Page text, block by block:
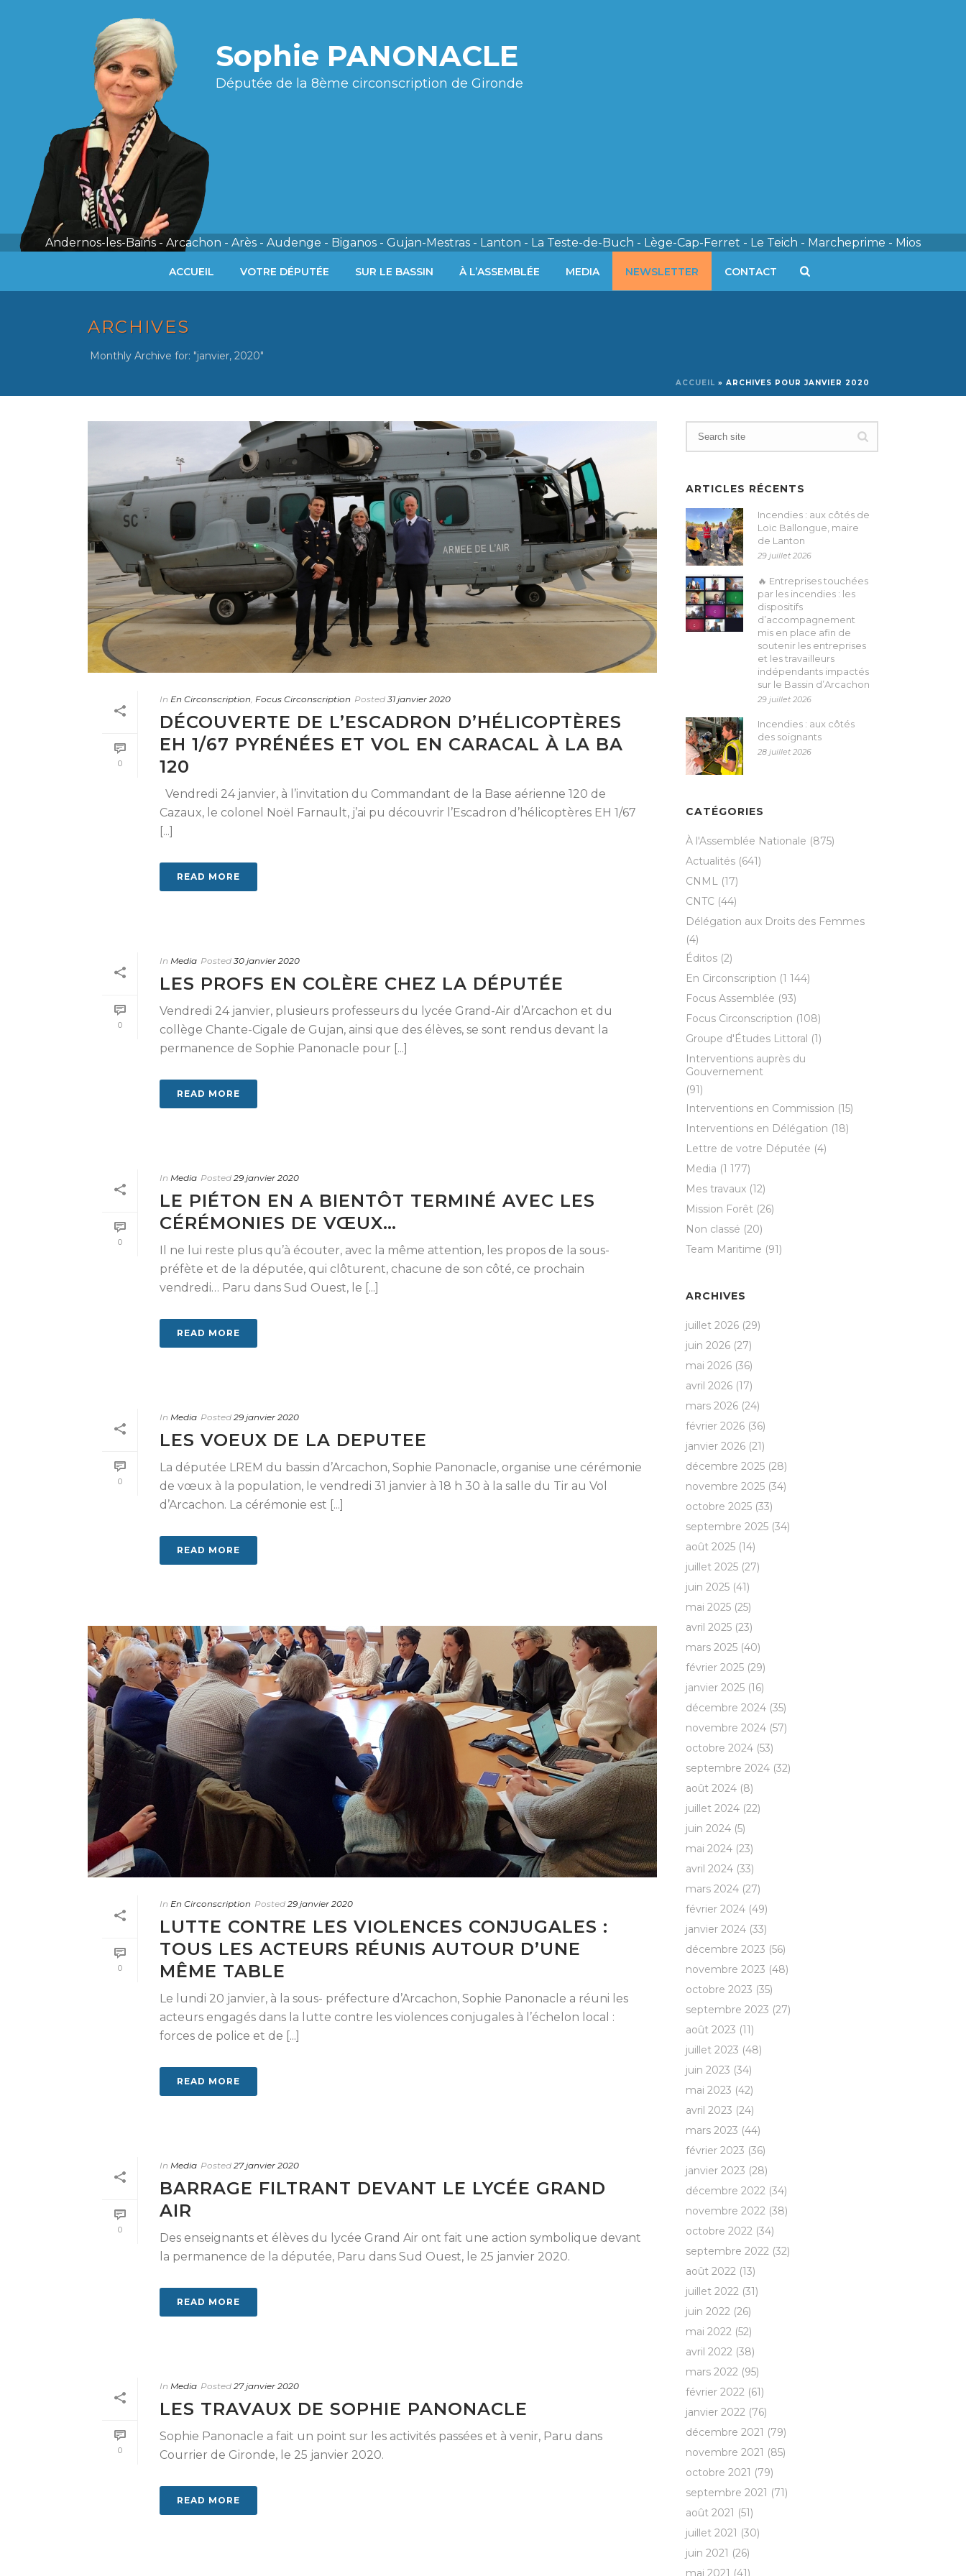
Sophie PANONACLE
Députée de la 8ème circonscription de Gironde
Andernos-les-Bains - Arcachon - Arès - Audenge - Biganos - Gujan-Mestras - Lanton - La Teste-de-Buch - Lège-Cap-Ferret - Le Teich - Marcheprime - Mios
ACCUEIL VOTRE DÉPUTÉE SUR LE BASSIN À L’ASSEMBLÉE MEDIA NEWSLETTER CONTACT
ARCHIVES
Monthly Archive for: "janvier, 2020"
ACCUEIL » ARCHIVES POUR JANVIER 2020
0
In En Circonscription, Focus Circonscription Posted 31 janvier 2020
DÉCOUVERTE DE L’ESCADRON D’HÉLICOPTÈRES
EH 1/67 PYRÉNÉES ET VOL EN CARACAL À LA BA
120
Vendredi 24 janvier, à l’invitation du Commandant de la Base aérienne 120 de
Cazaux, le colonel Noël Farnault, j’ai pu découvrir l’Escadron d’hélicoptères EH 1/67
[...]
READ MORE
0
In Media Posted 30 janvier 2020
LES PROFS EN COLÈRE CHEZ LA DÉPUTÉE
Vendredi 24 janvier, plusieurs professeurs du lycée Grand-Air d’Arcachon et du
collège Chante-Cigale de Gujan, ainsi que des élèves, se sont rendus devant la
permanence de Sophie Panonacle pour [...]
READ MORE
0
In Media Posted 29 janvier 2020
LE PIÉTON EN A BIENTÔT TERMINÉ AVEC LES
CÉRÉMONIES DE VŒUX…
Il ne lui reste plus qu’à écouter, avec la même attention, les propos de la sous-
préfète et de la députée, qui clôturent, chacune de son côté, ce prochain
vendredi… Paru dans Sud Ouest, le [...]
READ MORE
0
In Media Posted 29 janvier 2020
LES VOEUX DE LA DEPUTEE
La députée LREM du bassin d’Arcachon, Sophie Panonacle, organise une cérémonie
de vœux à la population, le vendredi 31 janvier à 18 h 30 à la salle du Tir au Vol
d’Arcachon. La cérémonie est [...]
READ MORE
0
In En Circonscription Posted 29 janvier 2020
LUTTE CONTRE LES VIOLENCES CONJUGALES :
TOUS LES ACTEURS RÉUNIS AUTOUR D’UNE
MÊME TABLE
Le lundi 20 janvier, à la sous- préfecture d’Arcachon, Sophie Panonacle a réuni les
acteurs engagés dans la lutte contre les violences conjugales à l’échelon local :
forces de police et de [...]
READ MORE
0
In Media Posted 27 janvier 2020
BARRAGE FILTRANT DEVANT LE LYCÉE GRAND
AIR
Des enseignants et élèves du lycée Grand Air ont fait une action symbolique devant
la permanence de la députée, Paru dans Sud Ouest, le 25 janvier 2020.
READ MORE
0
In Media Posted 27 janvier 2020
LES TRAVAUX DE SOPHIE PANONACLE
Sophie Panonacle a fait un point sur les activités passées et à venir, Paru dans
Courrier de Gironde, le 25 janvier 2020.
READ MORE
ARTICLES RÉCENTS
Incendies : aux côtés de
Loïc Ballongue, maire
de Lanton
29 juillet 2026
🔥 Entreprises touchées
par les incendies : les
dispositifs
d’accompagnement
mis en place afin de
soutenir les entreprises
et les travailleurs
indépendants impactés
sur le Bassin d’Arcachon
29 juillet 2026
Incendies : aux côtés
des soignants
28 juillet 2026
CATÉGORIES
À l'Assemblée Nationale (875)
Actualités (641)
CNML (17)
CNTC (44)
Délégation aux Droits des Femmes
(4)
Éditos (2)
En Circonscription (1 144)
Focus Assemblée (93)
Focus Circonscription (108)
Groupe d'Études Littoral (1)
Interventions auprès du
Gouvernement
(91)
Interventions en Commission (15)
Interventions en Délégation (18)
Lettre de votre Députée (4)
Media (1 177)
Mes travaux (12)
Mission Forêt (26)
Non classé (20)
Team Maritime (91)
ARCHIVES
juillet 2026 (29)
juin 2026 (27)
mai 2026 (36)
avril 2026 (17)
mars 2026 (24)
février 2026 (36)
janvier 2026 (21)
décembre 2025 (28)
novembre 2025 (34)
octobre 2025 (33)
septembre 2025 (34)
août 2025 (14)
juillet 2025 (27)
juin 2025 (41)
mai 2025 (25)
avril 2025 (23)
mars 2025 (40)
février 2025 (29)
janvier 2025 (16)
décembre 2024 (35)
novembre 2024 (57)
octobre 2024 (53)
septembre 2024 (32)
août 2024 (8)
juillet 2024 (22)
juin 2024 (5)
mai 2024 (23)
avril 2024 (33)
mars 2024 (27)
février 2024 (49)
janvier 2024 (33)
décembre 2023 (56)
novembre 2023 (48)
octobre 2023 (35)
septembre 2023 (27)
août 2023 (11)
juillet 2023 (48)
juin 2023 (34)
mai 2023 (42)
avril 2023 (24)
mars 2023 (44)
février 2023 (36)
janvier 2023 (28)
décembre 2022 (34)
novembre 2022 (38)
octobre 2022 (34)
septembre 2022 (32)
août 2022 (13)
juillet 2022 (31)
juin 2022 (26)
mai 2022 (52)
avril 2022 (38)
mars 2022 (95)
février 2022 (61)
janvier 2022 (76)
décembre 2021 (79)
novembre 2021 (85)
octobre 2021 (79)
septembre 2021 (71)
août 2021 (51)
juillet 2021 (30)
juin 2021 (26)
mai 2021 (41)